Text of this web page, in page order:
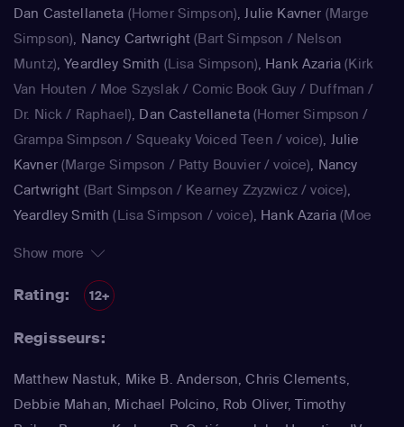
Dan Castellaneta (Homer Simpson),Julie Kavner (Marge
Simpson), Nancy Cartwright (Bart Simpson / Nelson
Muntz),Yeardley Smith (Lisa Simpson), Hank Azaria (Kirk
Van Houten / Moe Szyslak / Comic Book Guy / Duffman /
Dr. Nick / Raphael), Dan Castellaneta(Homer Simpson /
Grampa Simpson / Squeaky Voiced Teen / voice), Julie
Kavner(Marge Simpson / Patty Bouvier / voice), Nancy
Cartwright (Bart Simpson / Kearney Zzyzwicz / voice),
Yeardley Smith (Lisa Simpson / voice), Hank Azaria (Moe
Castellaneta(Homer Simpson / Kodos)
(Bart Simpson)
Houten / Clancy Wiggum / Snake Jailbird / Maximilian von
(Marge Simpson / Patty Bouvier / Selma
Show more
Rating: 12+
Regisseurs:
Matthew Nastuk, Mike B. Anderson, Chris Clements,
Debbie Mahan, Michael Polcino, Rob Oliver, Timothy